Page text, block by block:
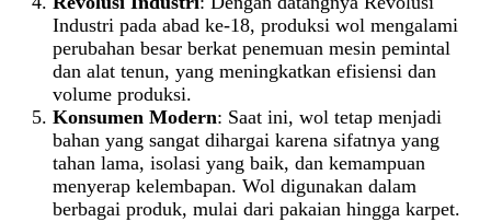
Industri pada abad ke-18, produksi wol mengalami
perubahan besar berkat penemuan mesin pemintal
dan alat tenun, yang meningkatkan efisiensi dan
volume produksi.
Konsumen Modern: Saat ini, wol tetap menjadi
bahan yang sangat dihargai karena sifatnya yang
tahan lama, isolasi yang baik, dan kemampuan
menyerap kelembapan. Wol digunakan dalam
berbagai produk, mulai dari pakaian hingga karpet.